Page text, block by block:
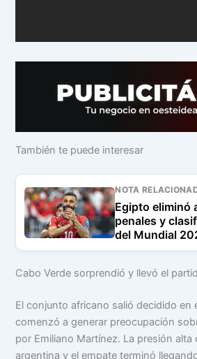
También te puede interesar
NOTA
Egipto eliminó
penales y
del Mundial
Cabo Verde sorprendió y llevó el
El conjunto africano salió decidido en
comenzó a generar preocupación
por Emiliano Martínez. La presión alta
argentina y el empate terminó